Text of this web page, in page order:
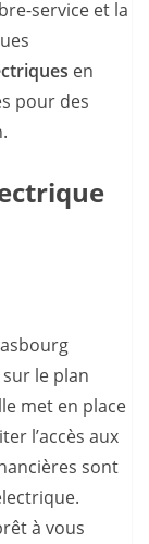
service et la
en
pour des
le plan
met en place
l’accès aux
sont
à vous